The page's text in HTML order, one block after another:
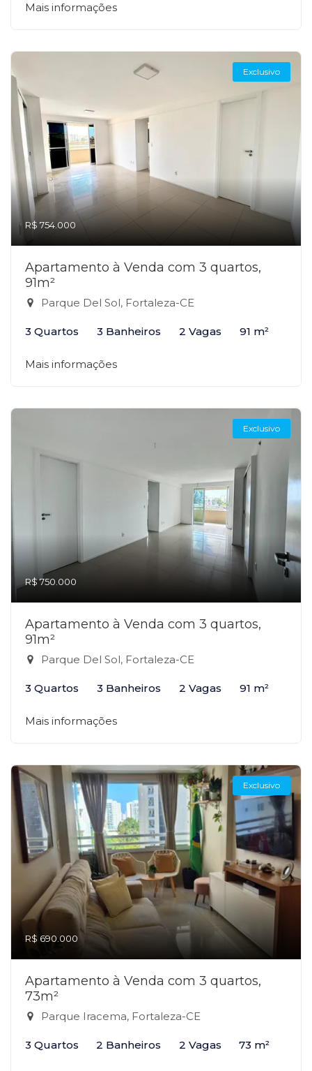
Mais informações
Exclusivo
R$ 754.000
Apartamento à Venda com 3 quartos,
91m²
Parque Del Sol, Fortaleza-CE
3 Quartos 3 Banheiros 2 Vagas 91 m²
Mais informações
Exclusivo
R$ 750.000
Apartamento à Venda com 3 quartos,
91m²
Parque Del Sol, Fortaleza-CE
3 Quartos 3 Banheiros 2 Vagas 91 m²
Mais informações
Exclusivo
R$ 690.000
Apartamento à Venda com 3 quartos,
73m²
Parque Iracema, Fortaleza-CE
3 Quartos 2 Banheiros 2 Vagas 73 m²